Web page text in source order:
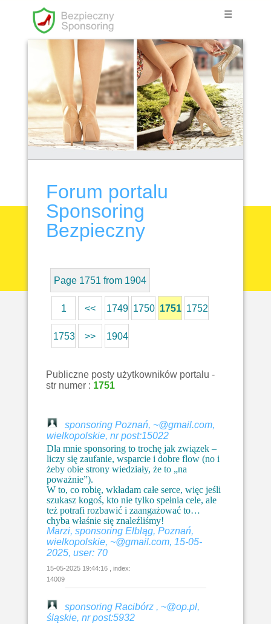
☰
Forum portalu
Sponsoring
Bezpieczny
Page 1751 from 1904
1 << 1749 1750 1751 1752
1753 >> 1904
Publiczne posty użytkowników portalu -
str numer : 1751
sponsoring Poznań, ~@gmail.com,
wielkopolskie, nr post:15022
Dla mnie sponsoring to trochę jak związek –
liczy się zaufanie, wsparcie i dobre flow (no i
żeby obie strony wiedziały, że to „na
poważnie”).
W to, co robię, wkładam całe serce, więc jeśli
szukasz kogoś, kto nie tylko spełnia cele, ale
też potrafi rozbawić i zaangażować to…
chyba właśnie się znaleźliśmy!
Marzi, sponsoring Elbląg, Poznań,
wielkopolskie, ~@gmail.com, 15-05-
2025, user: 70
15-05-2025 19:44:16 , index:
14009
sponsoring Racibórz , ~@op.pl,
śląskie, nr post:5932